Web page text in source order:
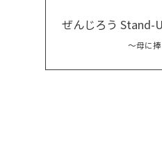
ぜんじろう Stand-
〜母に